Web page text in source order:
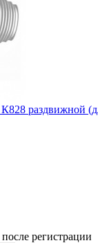
раздвижной
регистрации